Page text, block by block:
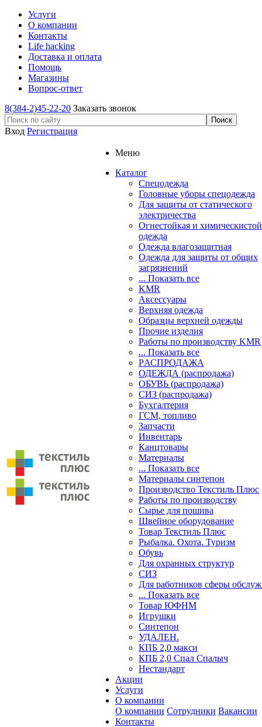
Услуги
О компании
Контакты
Life hacking
Доставка и оплата
Помощь
Магазины
Вопрос-ответ
8(384-2)45-22-20 Заказать звонок
Вход Регистрация
Меню
Каталог
Спецодежда
Головные уборы спецодежда
Для защиты от статического
электричества
Огнестойкая и
одежда
Одежда влагозащитная
Одежда для защиты от общих
загрязнений
... Показать все
KMR
Аксессуары
Верхняя одежда
Образцы верхней одежды
Прочие изделия
Работы по производству KMR
... Показать все
PАСПРОДАЖА
ОДЕЖДА (распродажа)
ОБУВЬ (распродажа)
СИЗ (распродажа)
Бухгалтерия
ГСМ, топливо
Запчасти
Инвентарь
Канцтовары
Материалы
... Показать все
Материалы синтепон
Производство Текстиль Плюс
Работы по производству
Сырье для пошива
Швейное оборудование
Товар Текстиль Плюс
Рыбалка. Охота. Туризм
Обувь
Для охранных структур
СИЗ
Для работников сферы
... Показать все
Товар ЮФНМ
Игрушки
Синтепон
УДАЛЕН.
КПБ 2,0 макси
КПБ 2,0 Спал Спалыч
Нестандарт
Акции
Услуги
О компании
О компании Сотрудники Вакансии
Контакты